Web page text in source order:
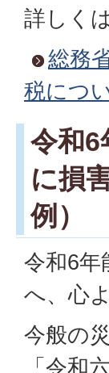
詳しく
総務
税につ
令和6
に損
例）
令和6年
へ、心
今般の
「令和